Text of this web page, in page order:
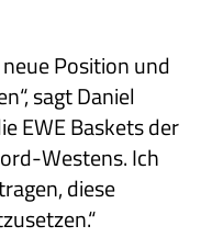
Position und
sagt Daniel
EWE Baskets der
Westens. Ich
diese